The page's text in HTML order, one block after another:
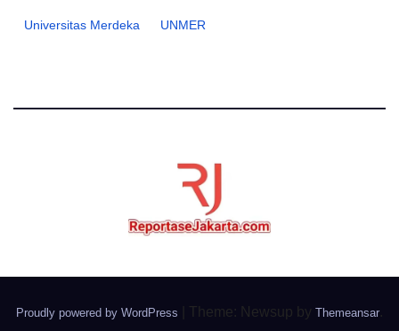
Universitas Merdeka UNMER
Proudly powered by WordPress Theme: Newsup by Themeansar.